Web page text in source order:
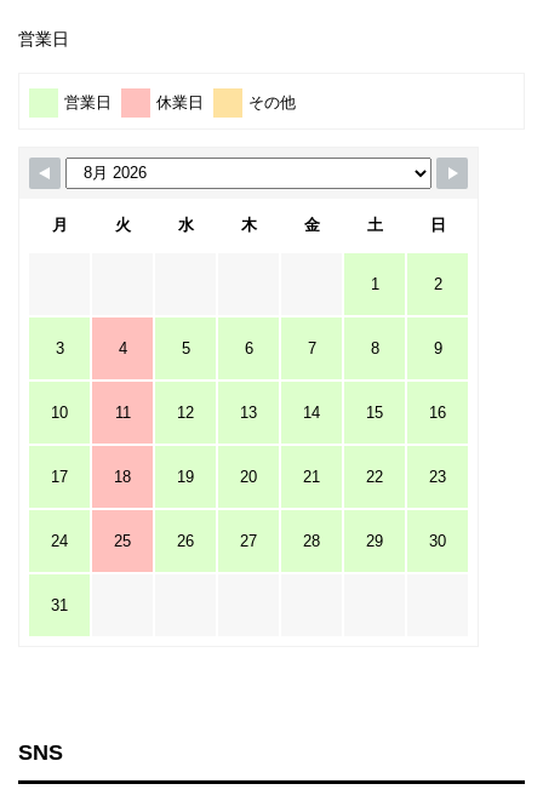
営業日
営業日 休業日 その他
月 火 水 木 金 土 日
1 2
3 4 5 6 7 8 9
10 11 12 13 14 15 16
17 18 19 20 21 22 23
24 25 26 27 28 29 30
31
SNS